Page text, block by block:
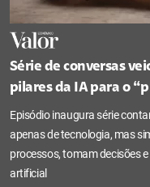
Série de conversas
pilares da IA para o
Episódio inaugura série
apenas de tecnologia, mas
processos, tomam decisões
artificial